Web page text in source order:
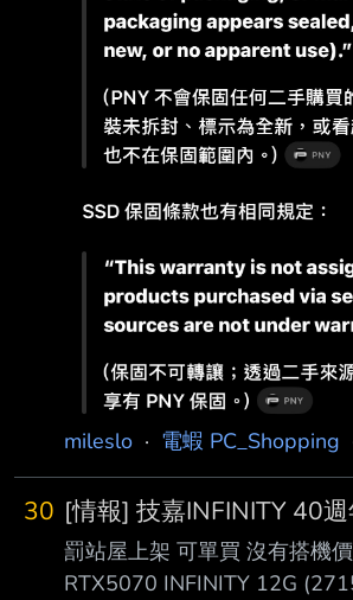
一張現貨)，想說先頂著之後換
幾月，估摸是6、7月左右，我
真的是完全忘記了我是用甚麼
友的。 我事後找
mileslo · 電蝦 PC_Shopping
30 [情報] 技嘉INFINITY 40
罰站屋上架 可單買 沒有搭機
RTX5070 INFINITY 12G